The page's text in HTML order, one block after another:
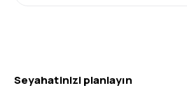
Seyahatinizi planlayın